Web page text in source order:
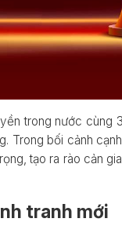
trong nước cùng
Trong bối cảnh
tạo ra rào cản
tranh mới